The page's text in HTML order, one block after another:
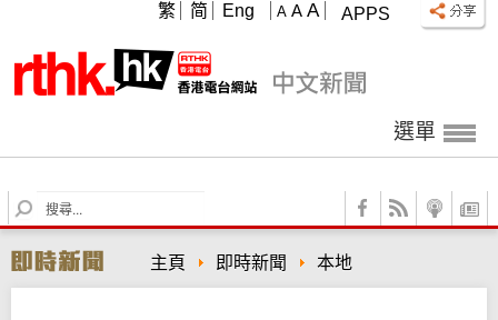
APPS
A A A
繁 简 Eng
選單
S
e
r
c
主頁 即時新聞 本地